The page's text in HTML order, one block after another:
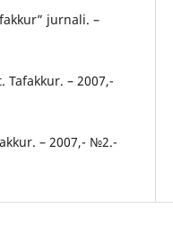
jurnali. –
Tafakkur. – 2007,-
– 2007,- №2.-